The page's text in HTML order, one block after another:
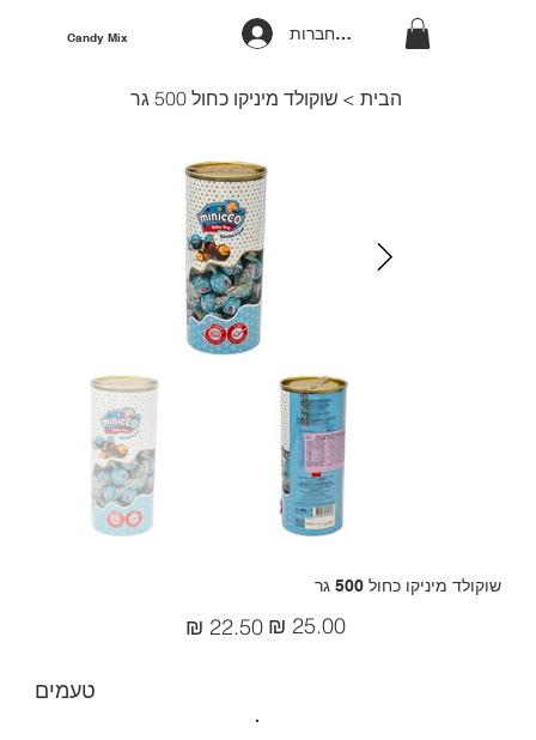
להתחברות Candy Mix
הבית > שוקולד מיניקו כחול 500 גר
שוקולד מיניקו כחול 500 גר
מקורי
מבצע
טעמים